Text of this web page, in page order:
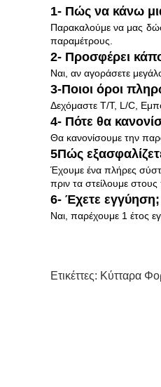
1- Πώς να κάνω
Παρακαλούμε να μας
παραμέτρους.
2- Προσφέρει
Ναι, αν αγοράσετε
3-Ποιοι όροι
Δεχόμαστε T/T, L/C,
4- Πότε θα
Θα κανονίσουμε την
5Πώς
Έχουμε ένα πλήρες
πριν τα στείλουμε στους
6- Έχετε εγγύηση;
Ναι, παρέχουμε 1 έτος
Ετικέττες: Κύτταρα